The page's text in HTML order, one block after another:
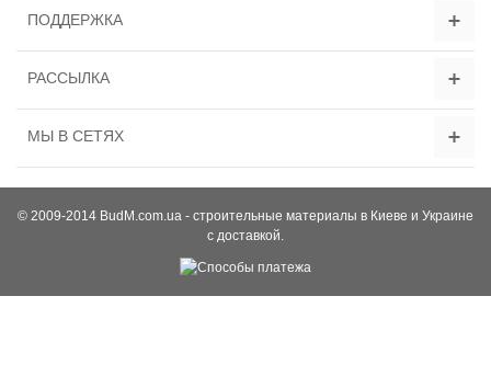
ПОДДЕРЖКА
РАССЫЛКА
МЫ В СЕТЯХ
© 2009-2014 BudM.com.ua - строительные материалы в Киеве и Украине
с доставкой.